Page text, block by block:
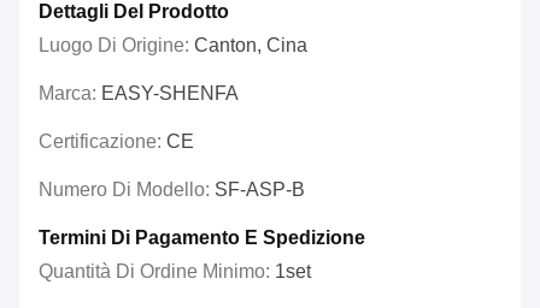
Dettagli Del Prodotto
Luogo Di Origine: Canton, Cina
Marca: EASY-SHENFA
Certificazione: CE
Numero Di Modello: SF-ASP-B
Termini Di Pagamento E Spedizione
Quantità Di Ordine Minimo: 1set